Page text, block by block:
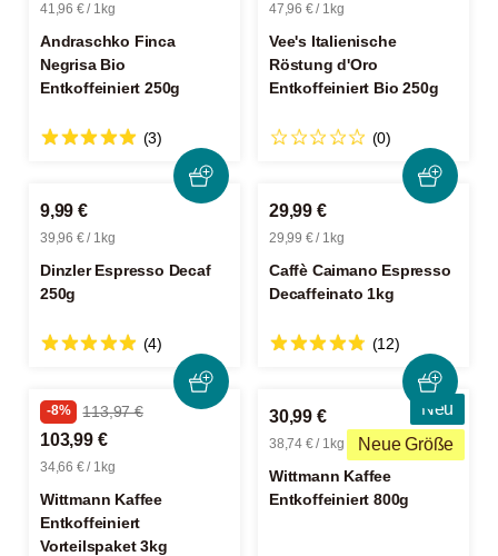
41,96 € / 1kg
Andraschko Finca
Negrisa Bio
Entkoffeiniert 250g
(3)
47,96 € / 1kg
Vee's Italienische
Röstung d'Oro
Entkoffeiniert Bio 250g
(0)
9,99 €
39,96 € / 1kg
Dinzler Espresso Decaf
250g
(4)
29,99 €
29,99 € / 1kg
Caffè Caimano Espresso
Decaffeinato 1kg
(12)
-8% 113,97 €
103,99 €
34,66 € / 1kg
Wittmann Kaffee
Entkoffeiniert
Vorteilspaket 3kg
Neu
Neue Größe
30,99 €
38,74 € / 1kg
Wittmann Kaffee
Entkoffeiniert 800g